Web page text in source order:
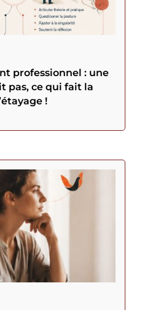
professionnel : une
pas, ce qui fait la
!